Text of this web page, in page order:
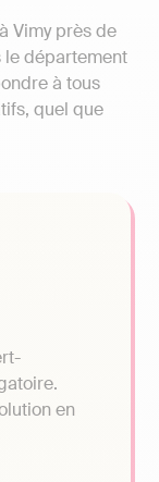
Vimy près de
le département
à tous
quel que
en